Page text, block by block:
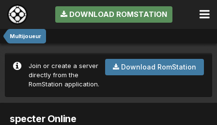
DOWNLOAD ROMSTATION
Multijoueur
Download RomStation
Join or create a server
directly from the
RomStation application.
specter Online